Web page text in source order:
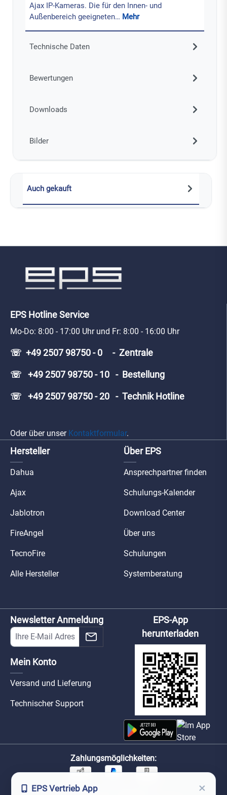
Ajax IP-Kameras. Die für den Innen- und
Außenbereich geeigneten… Mehr
Technische Daten
Bewertungen
Downloads
Bilder
Auch gekauft
EPS Hotline Service
Mo-Do: 8:00 - 17:00 Uhr und Fr: 8:00 - 16:00 Uhr
☏ +49 2507 98750 - 0 - Zentrale
☏ +49 2507 98750 - 10 - Bestellung
☏ +49 2507 98750 - 20 - Technik Hotline
Oder über unser Kontaktformular.
Hersteller
Dahua
Ajax
Jablotron
FireAngel
TecnoFire
Alle Hersteller
Über EPS
Ansprechpartner finden
Schulungs-Kalender
Download Center
Über uns
Schulungen
Systemberatung
Newsletter Anmeldung
Mein Konto
Versand und Lieferung
Technischer Support
EPS-App
herunterladen
Zahlungsmöglichkeiten:
Unsere Versandpartner:
EPS Vertrieb App ×